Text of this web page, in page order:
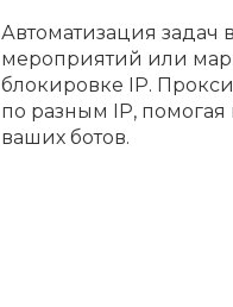
Автоматизация задач
мероприятий или
блокировке IP.
по разным IP,
ваших ботов.